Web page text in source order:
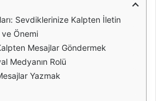
Sevdiklerinize Kalpten İletin
ve Önemi
Mesajlar Göndermek
Medyanın Rolü
Yazmak